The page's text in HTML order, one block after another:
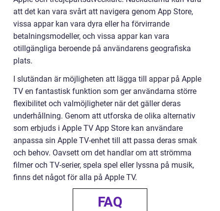
att det kan vara svårt att navigera genom App Store,
vissa appar kan vara dyra eller ha förvirrande
betalningsmodeller, och vissa appar kan vara
otillgängliga beroende på användarens geografiska
plats.
I slutändan är möjligheten att lägga till appar på Apple
TV en fantastisk funktion som ger användarna större
flexibilitet och valmöjligheter när det gäller deras
underhållning. Genom att utforska de olika alternativ
som erbjuds i Apple TV App Store kan användare
anpassa sin Apple TV-enhet till att passa deras smak
och behov. Oavsett om det handlar om att strömma
filmer och TV-serier, spela spel eller lyssna på musik,
finns det något för alla på Apple TV.
FAQ